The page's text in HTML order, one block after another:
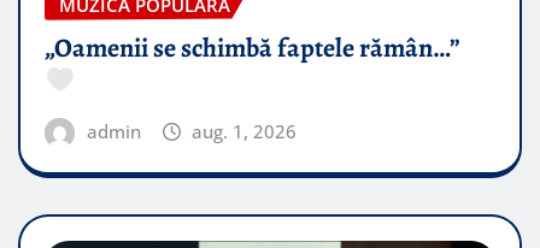
„Oamenii se schimbă faptele rămân…”
admin aug. 1, 2026